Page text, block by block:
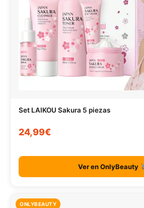
Set LAIKOU Sakura 5 piezas
24,99€
Ver en OnlyBeauty
ONLYBEAUTY